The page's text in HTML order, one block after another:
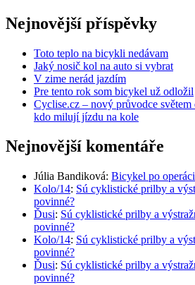
Nejnovější příspěvky
Toto teplo na bicykli nedávam
Jaký nosič kol na auto si vybrat
V zime nerád jazdím
Pre tento rok som bicykel už odložil
Cyclise.cz – nový průvodce
kdo milují jízdu na kole
Nejnovější komentáře
Júlia Bandiková: Bicykel po
Kolo/14: Sú cyklistické prilby a
povinné?
Ďusi: Sú cyklistické prilby a
povinné?
Kolo/14: Sú cyklistické prilby a
povinné?
Ďusi: Sú cyklistické prilby a
povinné?